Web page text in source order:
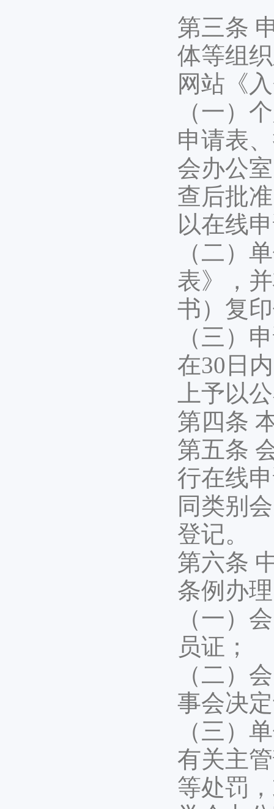
第三条
体等组
网站《
（一）
申请表
会办公
查后批
以在线
（二）
表》，
书）复
（三）
在30日
上予以
第四条
第五条
行在线
同类别
登记。
第六条
条例办
（一）
员证；
（二）
事会决
（三）
有关主
等处罚